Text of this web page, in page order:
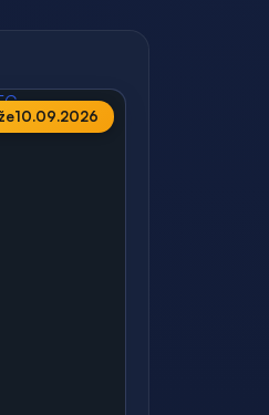
10.09.2026